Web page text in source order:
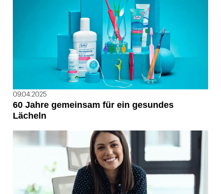
09.04.2025
60 Jahre gemeinsam für ein gesundes
Lächeln